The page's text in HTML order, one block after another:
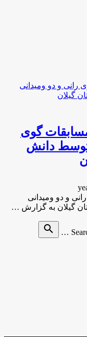
مسابقات گوی
توسط دانش
رانی و دو ومیدانی
گيلان به گزارش …
search